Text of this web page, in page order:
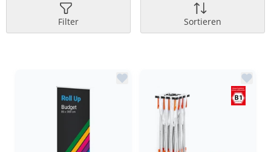
Filter Sortieren